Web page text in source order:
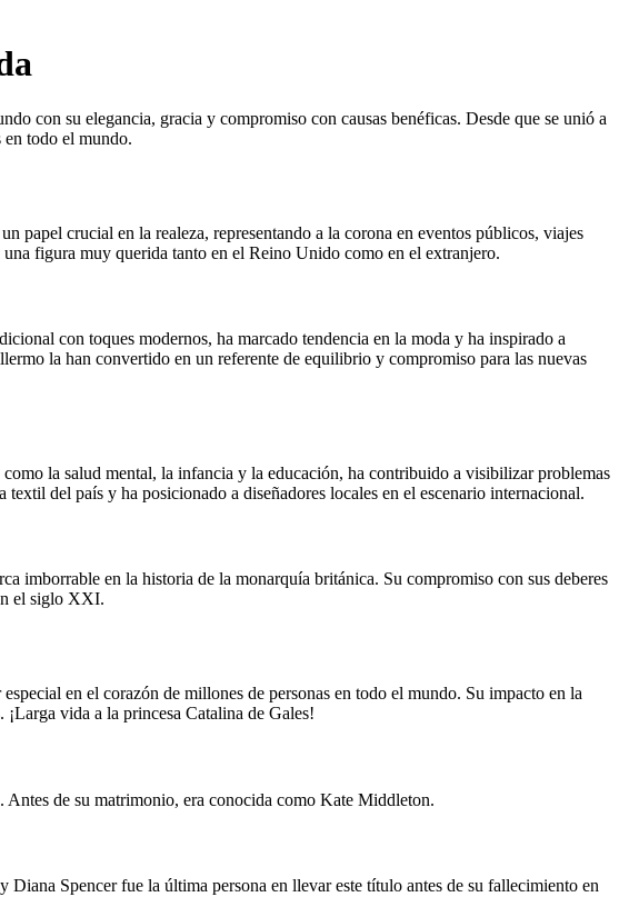
con su elegancia, gracia y compromiso con causas benéficas. Desde que se unió a
en todo el mundo.
papel crucial en la realeza, representando a la corona en eventos públicos, viajes
figura muy querida tanto en el Reino Unido como en el extranjero.
con toques modernos, ha marcado tendencia en la moda y ha inspirado a
la han convertido en un referente de equilibrio y compromiso para las nuevas
la salud mental, la infancia y la educación, ha contribuido a visibilizar problemas
del país y ha posicionado a diseñadores locales en el escenario internacional.
imborrable en la historia de la monarquía británica. Su compromiso con sus deberes
el siglo XXI.
en el corazón de millones de personas en todo el mundo. Su impacto en la
vida a la princesa Catalina de Gales!
de su matrimonio, era conocida como Kate Middleton.
Spencer fue la última persona en llevar este título antes de su fallecimiento en